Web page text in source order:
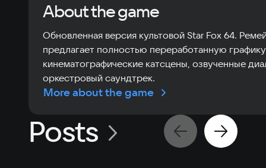
About the game
Обновленная версия культовой Star Fox 64.
предлагает полностью переработанную
кинематографические катсцены, озвученные
оркестровый саундтрек.
More about the game
Posts